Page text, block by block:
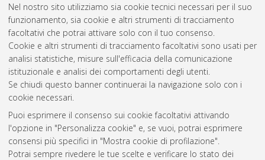
Nel nostro sito utilizziamo sia cookie tecnici necessari per il suo
funzionamento, sia cookie e altri strumenti di tracciamento
facoltativi che potrai attivare solo con il tuo consenso.
Cookie e altri strumenti di tracciamento facoltativi sono usati per
analisi statistiche, misure sull'efficacia della comunicazione
istituzionale e analisi dei comportamenti degli utenti.
Se chiudi questo banner continuerai la navigazione solo con i
cookie necessari.
Puoi esprimere il consenso sui cookie facoltativi attivando
l'opzione in "Personalizza cookie" e, se vuoi, potrai esprimere
consensi più specifici in "Mostra cookie di profilazione".
Potrai sempre rivedere le tue scelte e verificare lo stato dei
2023(1)
2021(1)
2020 (1)
2016(2)
2014(1)
Rss 1.0
Rss 2.0